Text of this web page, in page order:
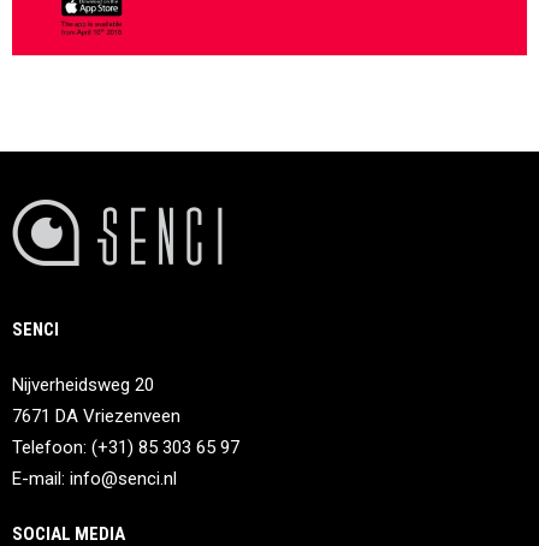
SENCI
Nijverheidsweg 20
7671 DA Vriezenveen
Telefoon: (+31) 85 303 65 97
E-mail: info@senci.nl
SOCIAL MEDIA